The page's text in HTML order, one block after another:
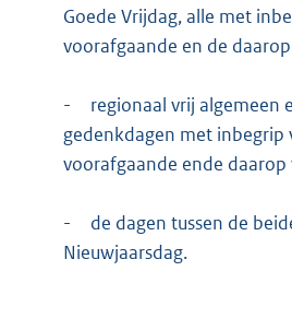
Goede Vrijdag, alle met
voorafgaande en de
-
regionaal vrij algemeen
gedenkdagen met inbegrip
voorafgaande ende daarop
-
de dagen tussen de
Nieuwjaarsdag.